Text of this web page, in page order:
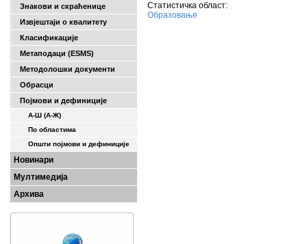
Знакови и скраћенице
Извјештаји о квалитету
Класификације
Метаподаци (ESMS)
Методолошки документи
Обрасци
Појмови и дефиниције
А-Ш (A-Ж)
По областима
Општи појмови и дефиниције
Новинари
Мултимедија
Архива
Статистичка област:
Образовање